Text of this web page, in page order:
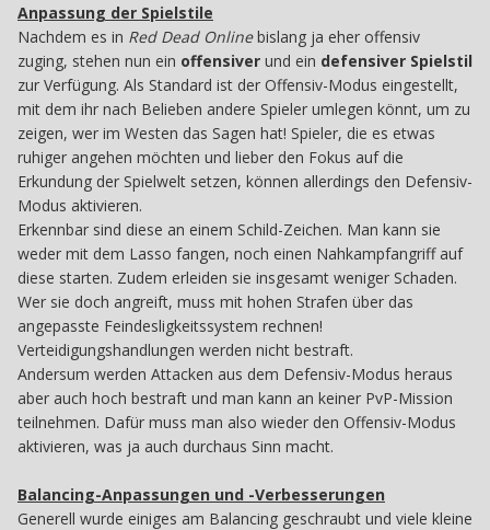
Anpassung der Spielstile
Nachdem es in Red Dead Onlinebislang ja eher offensiv
zuging, stehen nun ein offensiver und ein defensiver Spielstil
zur Verfügung. Als Standard ist der Offensiv-Modus eingestellt,
mit dem ihr nach Belieben andere Spieler umlegen könnt, um zu
zeigen, wer im Westen das Sagen hat! Spieler, die es etwas
ruhiger angehen möchten und lieber den Fokus auf die
Erkundung der Spielwelt setzen, können allerdings den Defensiv-
Modus aktivieren.
Erkennbar sind diese an einem Schild-Zeichen. Man kann sie
weder mit dem Lasso fangen, noch einen Nahkampfangriff auf
diese starten. Zudem erleiden sie insgesamt weniger Schaden.
Wer sie doch angreift, muss mit hohen Strafen über das
angepasste Feindesligkeitssystem rechnen!
Verteidigungshandlungen werden nicht bestraft.
Andersum werden Attacken aus dem Defensiv-Modus heraus
aber auch hoch bestraft und man kann an keiner PvP-Mission
teilnehmen. Dafür muss man also wieder den Offensiv-Modus
aktivieren, was ja auch durchaus Sinn macht.
Balancing-Anpassungen und -Verbesserungen
Generell wurde einiges am Balancing geschraubt und viele kleine